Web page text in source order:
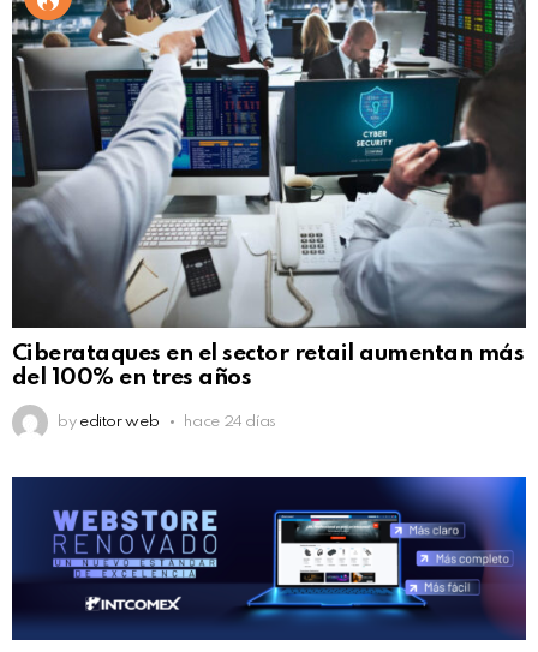
Ciberataques en el sector retail aumentan más
del 100% en tres años
by editor web hace 24 días